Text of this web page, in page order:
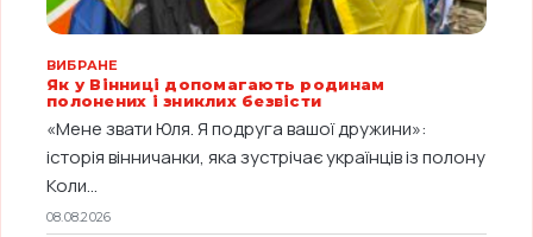
ВИБРАНЕ
Як у Вінниці допомагають родинам
полонених і зниклих безвісти
«Мене звати Юля. Я подруга вашої дружини»:
історія вінничанки, яка зустрічає українців із полону
Коли...
08.08.2026